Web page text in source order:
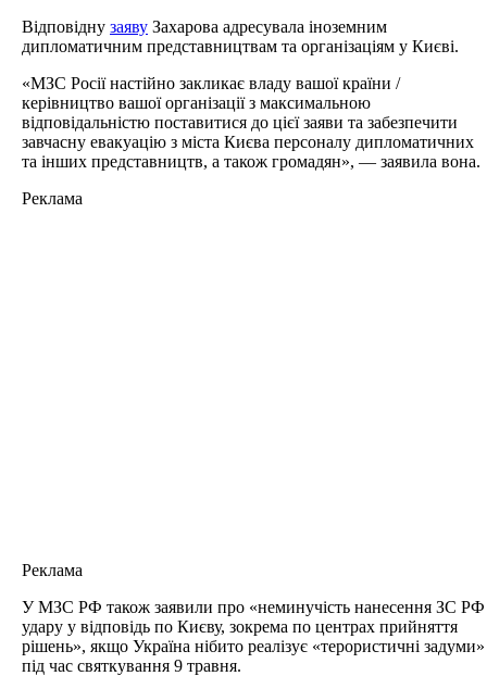
Відповідну заяву Захарова адресувала іноземним
дипломатичним представництвам та організаціям у Києві.
«МЗС Росії настійно закликає владу вашої країни /
керівництво вашої організації з максимальною
відповідальністю поставитися до цієї заяви та забезпечити
завчасну евакуацію з міста Києва персоналу дипломатичних
та інших представництв, а також громадян», — заявила вона.
Реклама
Реклама
У МЗС РФ також заявили про «неминучість нанесення ЗС РФ
удару у відповідь по Києву, зокрема по центрах прийняття
рішень», якщо Україна нібито реалізує «терористичні задуми»
під час святкування 9 травня.